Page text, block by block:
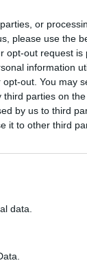
or
please use the
opt-out request is
information
out. You may
parties on the
by us to third
it to other third
data.
starten
auf Deinen